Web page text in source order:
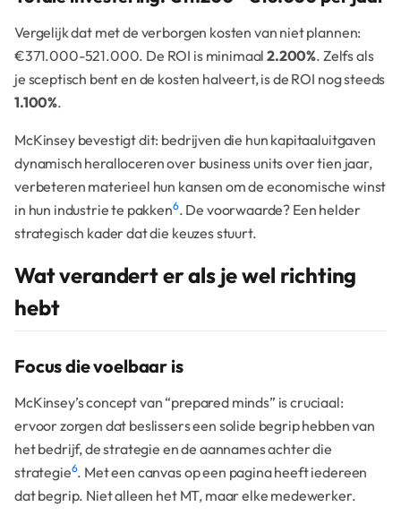
Vergelijk dat met de verborgen kosten van niet plannen:
€371.000-521.000. De ROI is minimaal2.200%. Zelfs als
je sceptisch bent en de kosten halveert, is de ROI nog steeds
1.100%.
McKinsey bevestigt dit: bedrijven die hun kapitaaluitgaven
dynamisch heralloceren over business units over tien jaar,
verbeteren materieel hun kansen om de economische winst
in hun industrie te pakken6. De voorwaarde? Een helder
strategisch kader dat die keuzes stuurt.
Wat verandert er als je wel richting
hebt
Focus die voelbaar is
McKinsey’s concept van “prepared minds” is cruciaal:
ervoor zorgen dat beslissers een solide begrip hebben van
het bedrijf, de strategie en de aannames achter die
strategie6. Met een canvas op een pagina heeft iedereen
dat begrip. Niet alleen het MT, maar elke medewerker.